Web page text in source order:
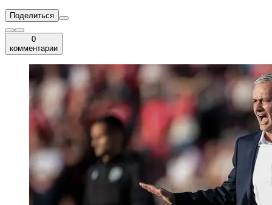
Поделиться
0
комментарии